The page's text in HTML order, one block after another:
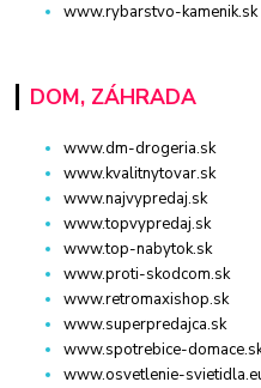
www.rybarstvo-kamenik.sk
DOM, ZÁHRADA
www.dm-drogeria.sk
www.kvalitnytovar.sk
www.najvypredaj.sk
www.topvypredaj.sk
www.top-nabytok.sk
www.proti-skodcom.sk
www.retromaxishop.sk
www.superpredajca.sk
www.spotrebice-
www.osvetlenie-